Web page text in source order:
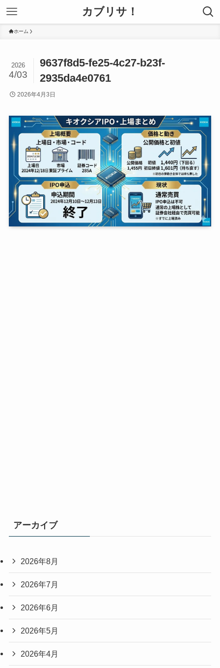
カブリサ！
ホーム
9637f8d5-fe25-4c27-b23f-
2935da4e0761
2026
4/03
2026年4月3日
アーカイブ
2026年8月
2026年7月
2026年6月
2026年5月
2026年4月